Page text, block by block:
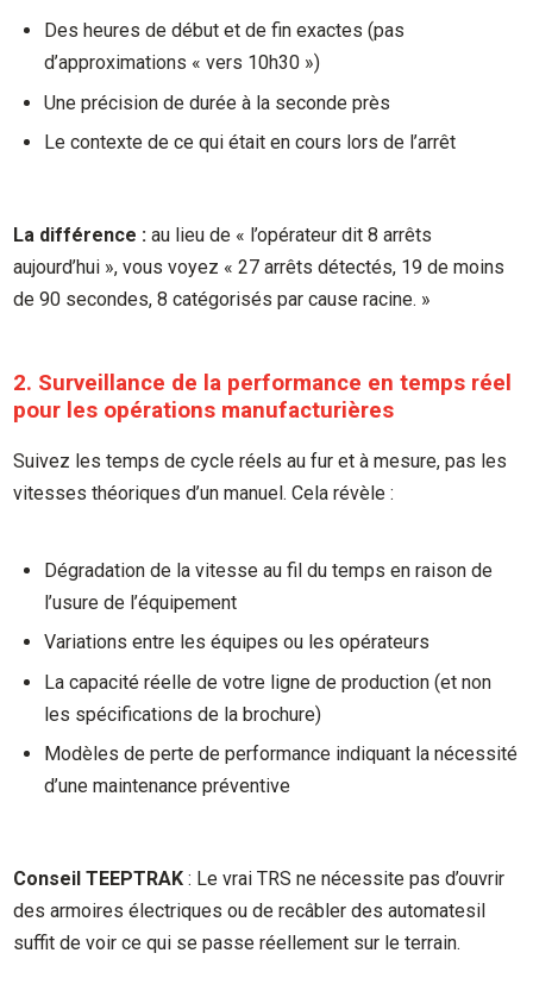
Des heures de début et de fin exactes (pas
d’approximations « vers 10h30 »)
Une précision de durée à la seconde près
Le contexte de ce qui était en cours lors de l’arrêt
La différence : au lieu de « l’opérateur dit 8 arrêts
aujourd’hui », vous voyez « 27 arrêts détectés, 19 de moins
de 90 secondes, 8 catégorisés par cause racine. »
2. Surveillance de la performance en temps réel
pour les opérations manufacturières
Suivez les temps de cycle réels au fur et à mesure, pas les
vitesses théoriques d’un manuel. Cela révèle :
Dégradation de la vitesse au fil du temps en raison de
l’usure de l’équipement
Variations entre les équipes ou les opérateurs
La capacité réelle de votre ligne de production (et non
les spécifications de la brochure)
Modèles de perte de performance indiquant la nécessité
d’une maintenance préventive
Conseil TEEPTRAK : Le vrai TRS ne nécessite pas d’ouvrir
des armoires électriques ou de recâbler des automatesil
suffit de voir ce qui se passe réellement sur le terrain.